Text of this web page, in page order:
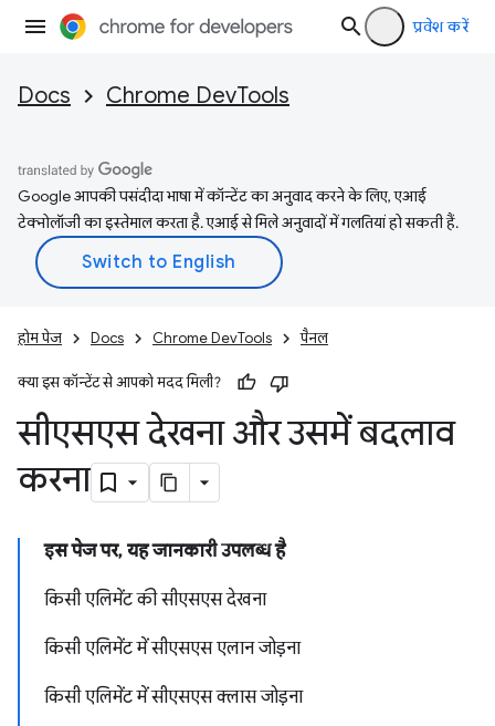
प्रवेश करें
Docs Chrome DevTools
Google आपकी पसंदीदा भाषा में कॉन्टेंट का अनुवाद करने के लिए, एआई
टेक्नोलॉजी का इस्तेमाल करता है. एआई से मिले अनुवादों में गलतियां हो सकती हैं.
होम पेज Docs Chrome DevTools पैनल
क्या इस कॉन्टेंट से आपको मदद मिली?
सीएसएस देखना और उसमें बदलाव
करना
इस पेज पर, यह जानकारी उपलब्ध है
किसी एलिमेंट की सीएसएस देखना
किसी एलिमेंट में सीएसएस एलान जोड़ना
किसी एलिमेंट में सीएसएस क्लास जोड़ना